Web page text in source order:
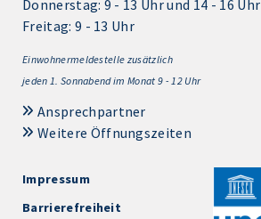
Donnerstag: 9 - 13 Uhr und 14 - 16 Uhr
Freitag: 9 - 13 Uhr
Einwohnermeldestelle zusätzlich
jeden 1. Sonnabend im Monat 9 - 12 Uhr
Ansprechpartner
Weitere Öffnungszeiten
Impressum
Barrierefreiheit